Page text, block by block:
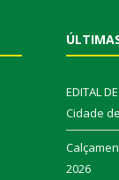
EDITAL
Cidade
2026